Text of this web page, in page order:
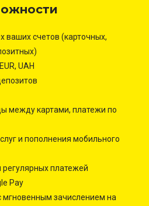
ваших счетов (карточных,
UAH
между картами, платежи по
и пополнения мобильного
платежей
Pay
мгновенным зачислением на